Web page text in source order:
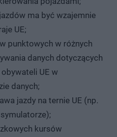
ma być wzajemnie
UE;
punktowych w różnych
danych dotyczących
UE w
danych;
jazdy na ternie UE (np.
kursów